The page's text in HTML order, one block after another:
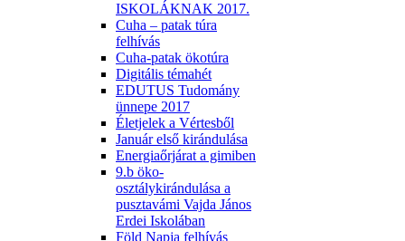
ISKOLÁKNAK 2017.
Cuha – patak túra
felhívás
Cuha-patak ökotúra
Digitális témahét
EDUTUS Tudomány
ünnepe 2017
Életjelek a Vértesből
Január első kirándulása
Energiaőrjárat a gimiben
9.b öko-
osztálykirándulása a
pusztavámi Vajda János
Erdei Iskolában
Föld Napja felhívás